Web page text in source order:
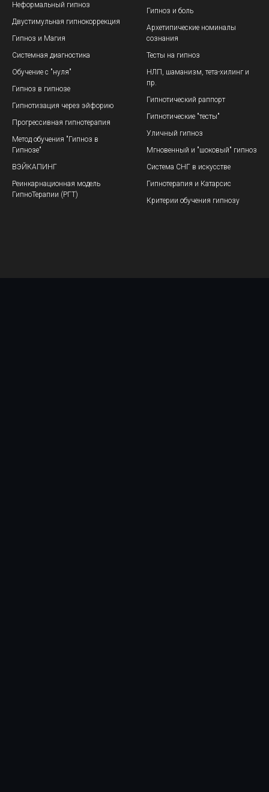
Неформальный гипноз
Двустимульная гипнокоррекция
Гипноз и Магия
Системная диагностика
Обучение с "нуля"
Гипноз в гипнозе
Гипнотизация через эйфорию
Прогрессивная гипнотерапия
Метод обучения "Гипноз в
Гипнозе"
ВЭЙКАПИНГ
Реинкарнационная модель
ГипноТерапии (РГТ)
Гипноз и боль
Архетипические номиналы
сознания
Тесты на гипноз
НЛП, шаманизм, тета-хилинг и
пр.
Гипнотический раппорт
Гипнотические "тесты"
Уличный гипноз
Мгновенный и "шоковый" гипноз
Система СНГ в искусстве
Гипнотерапия и Катарсис
Критерии обучения гипнозу